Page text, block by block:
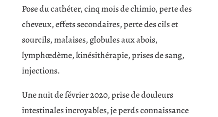
Pose du cathéter, cinq mois de chimio, perte des
cheveux, effets secondaires, perte des cils et
sourcils, malaises, globules aux abois,
lymphœdème, kinésithérapie, prises de sang,
injections.
Une nuit de février 2020, prise de douleurs
intestinales incroyables, je perds connaissance